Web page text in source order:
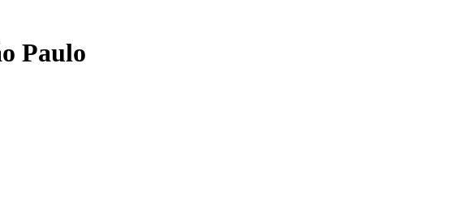
Paulo